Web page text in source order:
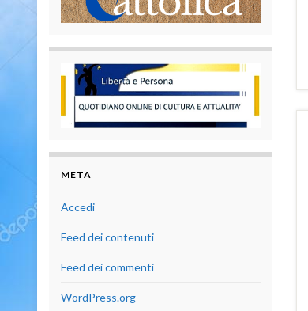
META
Accedi
Feed dei contenuti
Feed dei commenti
WordPress.org